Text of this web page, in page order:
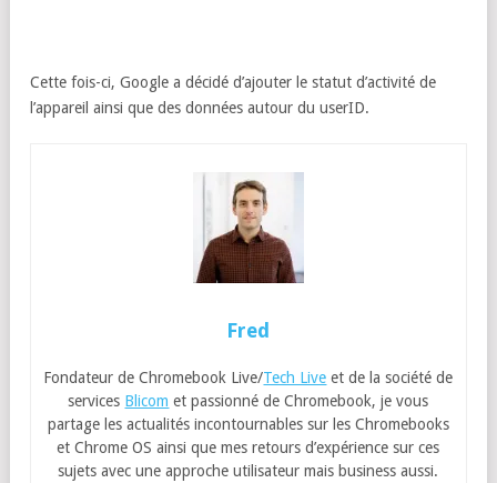
Cette fois-ci, Google a décidé d’ajouter le statut d’activité de
l’appareil ainsi que des données autour du userID.
Fred
Fondateur de Chromebook Live/Tech Live et de la société de
services Blicom et passionné de Chromebook, je vous
partage les actualités incontournables sur les Chromebooks
et Chrome OS ainsi que mes retours d’expérience sur ces
sujets avec une approche utilisateur mais business aussi.